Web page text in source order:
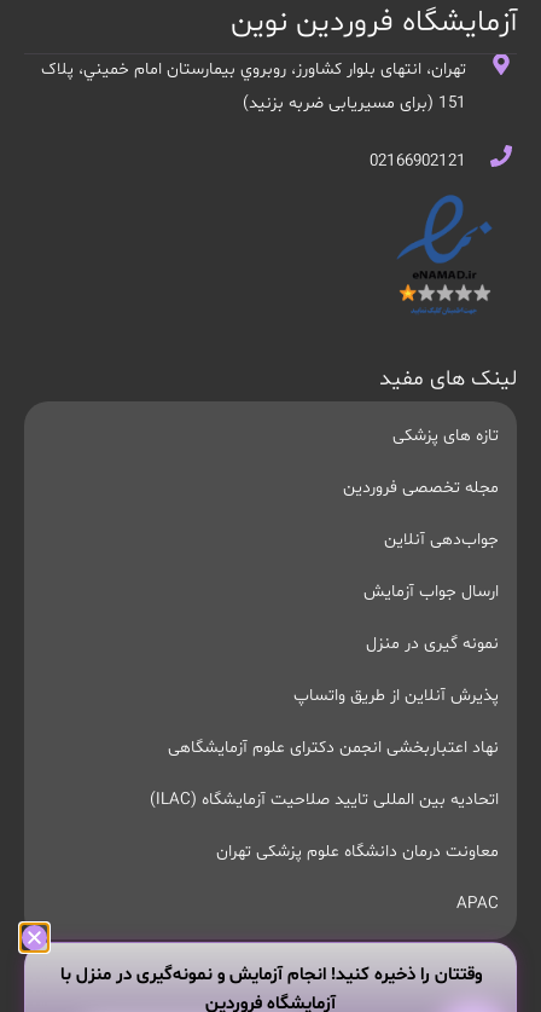
آزمایشگاه فروردین نوین
تهران، انتهای بلوار کشاورز، روبروي بيمارستان امام خميني، پلاک
151 (برای مسیریابی ضربه بزنید)
02166902121
لینک های مفید
تازه های پزشکی
مجله تخصصی فروردین
جواب‌دهی آنلاین
ارسال جواب آزمایش
نمونه گیری در منزل
پذیرش آنلاین از طریق واتساپ
نهاد اعتباربخشی انجمن دکترای علوم آزمایشگاهی
اتحادیه بین المللی تایید صلاحیت آزمایشگاه (ILAC)
معاونت درمان دانشگاه علوم پزشکی تهران
APAC
وقتتان را ذخیره کنید! انجام آزمایش و نمونه‌گیری در منزل با
آزمایشگاه فروردین